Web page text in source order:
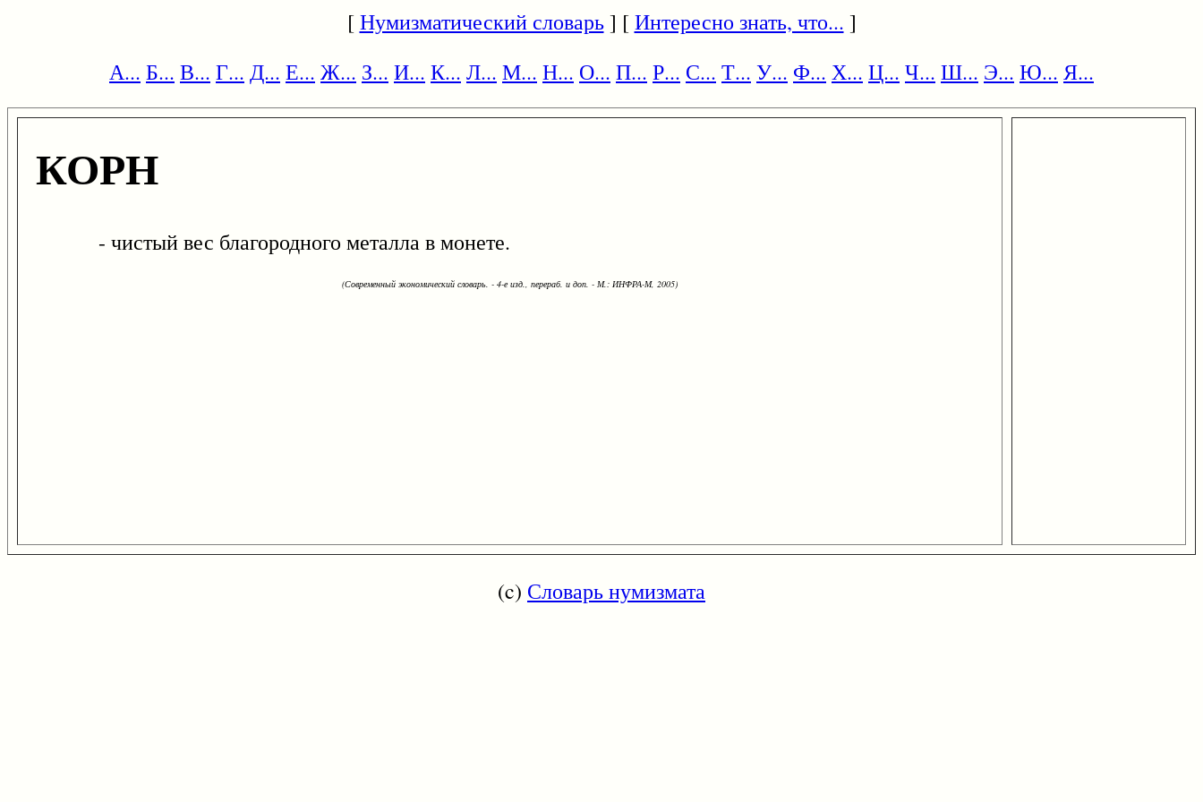
[Нумизматический словарь] [Интересно знать, что... ]
А... Б... В... Г... Д... Е... Ж... З... И... К... Л... М... Н... О... П... Р... С... Т... У... Ф... Х... Ц... Ч... Ш... Э... Ю... Я...
КОРН
- чистый вес благородного металла в монете.
(Современный экономический словарь. - 4-е изд., перераб. и доп. - М.: ИНФРА-М, 2005)
(c) Словарь нумизмата